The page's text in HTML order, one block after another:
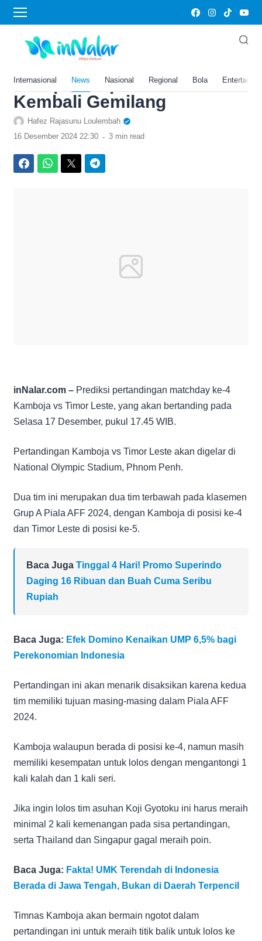
Internasional News Nasional Regional Bola
Home›News
Prediksi Kamboja vs Timor
Lester di Piala AFF 2024,
Harap-Harap João Pedro
Kembali Gemilang
Hafez Rajasunu Loulembah
16 Desember 2024 22:30 . 3 min read
inNalar.com – Prediksi pertandingan matchday ke-4
Kamboja vs Timor Leste, yang akan bertanding pada
Selasa 17 Desember, pukul 17.45 WIB.
Pertandingan Kamboja vs Timor Leste akan digelar di
National Olympic Stadium, Phnom Penh.
Dua tim ini merupakan dua tim terbawah pada klasemen
Grup A Piala AFF 2024, dengan Kamboja di posisi ke-4
dan Timor Leste di posisi ke-5.
Baca Juga Tinggal 4 Hari! Promo Superindo
Daging 16 Ribuan dan Buah Cuma Seribu
Rupiah
Baca Juga: Efek Domino Kenaikan UMP 6,5% bagi
Perekonomian Indonesia
Pertandingan ini akan menarik disaksikan karena kedua
tim memiliki tujuan masing-masing dalam Piala AFF
2024.
Kamboja walaupun berada di posisi ke-4, namun masih
memiliki kesempatan untuk lolos dengan mengantongi 1
kali kalah dan 1 kali seri.
Jika ingin lolos tim asuhan Koji Gyotoku ini harus meraih
minimal 2 kali kemenangan pada sisa pertandingan,
serta Thailand dan Singapur gagal meraih poin.
Baca Juga: Fakta! UMK Terendah di Indonesia
Berada di Jawa Tengah, Bukan di Daerah Terpencil
Timnas Kamboja akan bermain ngotot dalam
pertandingan ini untuk meraih titik balik untuk lolos ke